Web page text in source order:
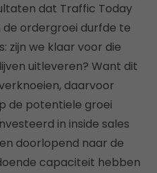
dat Traffic Today
ordergroei durfde te
zijn we klaar voor die
uitleveren? Want dit
daarvoor
de potentiele groei
in inside sales
doorlopend naar de
capaciteit hebben